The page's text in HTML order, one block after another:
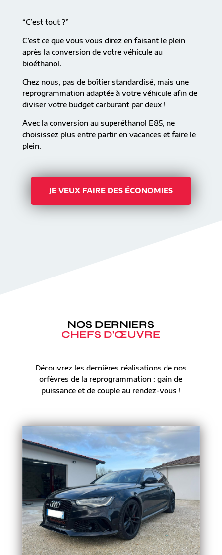
“C’est tout ?”
C’est ce que vous vous direz en faisant le plein
après la conversion de votre véhicule au
bioéthanol.
Chez nous, pas de boîtier standardisé, mais une
reprogrammation adaptée à votre véhicule afin de
diviser votre budget carburant par deux !
Avec la conversion au superéthanol E85, ne
choisissez plus entre partir en vacances et faire le
plein.
JE VEUX FAIRE DES ÉCONOMIES
NOS DERNIERS
CHEFS D’ŒUVRE
Découvrez les dernières réalisations de nos
orfèvres de la reprogrammation : gain de
puissance et de couple au rendez-vous !